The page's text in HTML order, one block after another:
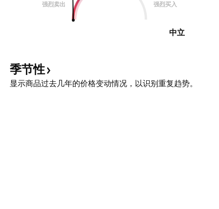
强烈卖出 强烈买入
中立
季节性
显示商品过去几年的价格变动情况，以识别重复趋势。